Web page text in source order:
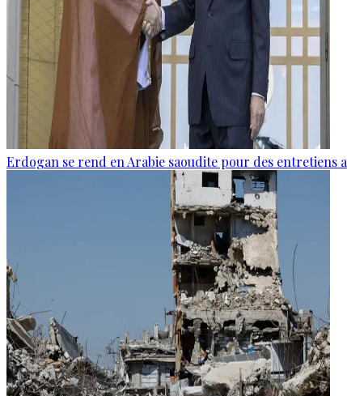
Erdogan se rend en Arabie saoudite pour des entretiens